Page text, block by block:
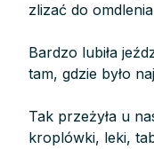
zlizać do
Bardzo lubiła
tam, gdzie było
Tak przeżyła u
kroplówki, leki,